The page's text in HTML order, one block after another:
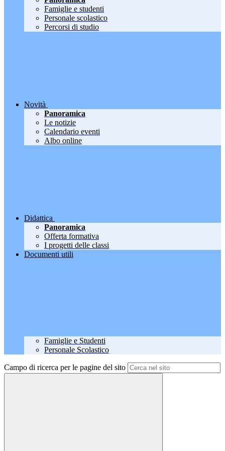
Famiglie e studenti
Personale scolastico
Percorsi di studio
Novità
Panoramica
Le notizie
Calendario eventi
Albo online
Didattica
Panoramica
Offerta formativa
I progetti delle classi
Documenti utili
Famiglie e Studenti
Personale Scolastico
Campo di ricerca per le pagine del sito